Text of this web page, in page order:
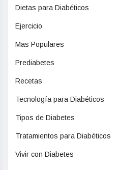
Dietas para Diabéticos
Ejercicio
Mas Populares
Prediabetes
Recetas
Tecnología para Diabéticos
Tipos de Diabetes
Tratamientos para Diabéticos
Vivir con Diabetes